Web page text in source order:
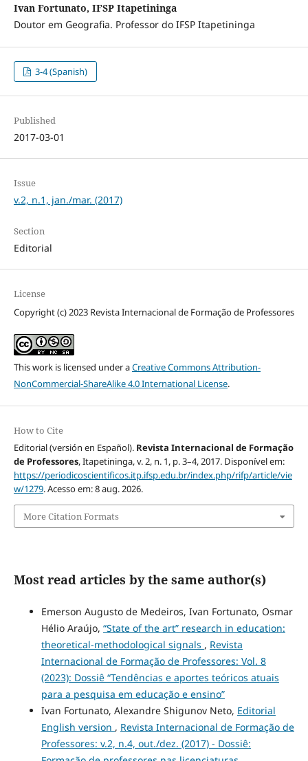
Ivan Fortunato, IFSP Itapetininga
Doutor em Geografia. Professor do IFSP Itapetininga
3-4 (Spanish)
Published
2017-03-01
Issue
v.2, n.1, jan./mar. (2017)
Section
Editorial
License
Copyright (c) 2023 Revista Internacional de Formação de Professores
This work is licensed under aCreative Commons Attribution-
NonCommercial-ShareAlike 4.0 International License.
How to Cite
Editorial (versión en Español). Revista Internacional de Formação
de Professores, Itapetininga, v. 2, n. 1, p. 3–4, 2017. Disponível em:
https://periodicoscientificos.itp.ifsp.edu.br/index.php/rifp/article/vie
w/1279. Acesso em: 8 aug. 2026.
More Citation Formats
Most read articles by the same author(s)
Emerson Augusto de Medeiros, Ivan Fortunato, Osmar
Hélio Araújo, “State of the art” research in education:
theoretical-methodological signals , Revista
Internacional de Formação de Professores: Vol. 8
(2023): Dossiê “Tendências e aportes teóricos atuais
para a pesquisa em educação e ensino”
Ivan Fortunato, Alexandre Shigunov Neto, Editorial
English version , Revista Internacional de Formação de
Professores: v.2, n.4, out./dez. (2017) - Dossiê: